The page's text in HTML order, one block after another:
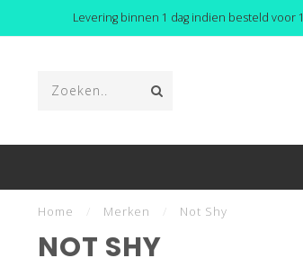
Levering binnen 1 dag indien besteld voor
Home Merken Not Shy
NOT SHY